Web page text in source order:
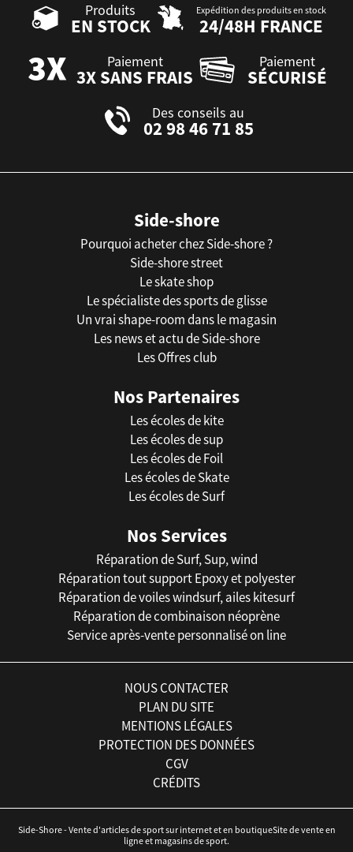
Produits
EN STOCK
Expédition des produits en stock
24/48H FRANCE
Paiement
3X SANS FRAIS
Paiement
SÉCURISÉ
Des conseils au
02 98 46 71 85
Side-shore
Pourquoi acheter chez Side-shore ?
Side-shore street
Le skate shop
Le spécialiste des sports de glisse
Un vrai shape-room dans le magasin
Les news et actu de Side-shore
Les Offres club
Nos Partenaires
Les écoles de kite
Les écoles de sup
Les écoles de Foil
Les écoles de Skate
Les écoles de Surf
Nos Services
Réparation de Surf, Sup, wind
Réparation tout support Epoxy et polyester
Réparation de voiles windsurf, ailes kitesurf
Réparation de combinaison néoprène
Service après-vente personnalisé on line
NOUS CONTACTER
PLAN DU SITE
MENTIONS LÉGALES
PROTECTION DES DONNÉES
CGV
CRÉDITS
Side-Shore - Vente d'articles de sport sur internet et en boutiqueSite de vente en
ligne et magasins de sport.